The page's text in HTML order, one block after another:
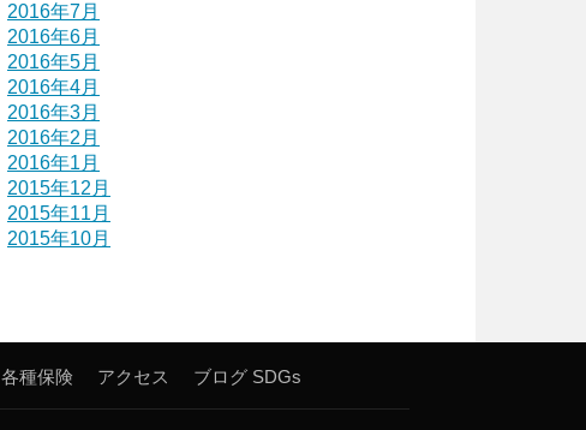
2016年7月
2016年6月
2016年5月
2016年4月
2016年3月
2016年2月
2016年1月
2015年12月
2015年11月
2015年10月
各種保険 アクセス ブログ SDGs